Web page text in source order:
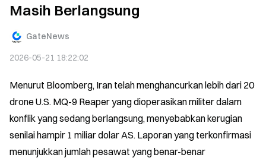
Masih Berlangsung
GateNews
2026-05-21 18:22:02
Menurut Bloomberg, Iran telah menghancurkan lebih dari 20
drone U.S. MQ-9 Reaper yang dioperasikan militer dalam
konflik yang sedang berlangsung, menyebabkan kerugian
senilai hampir 1 miliar dolar AS. Laporan yang terkonfirmasi
menunjukkan jumlah pesawat yang benar-benar